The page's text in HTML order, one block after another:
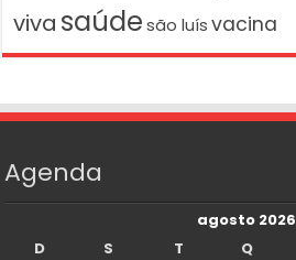
viva saúde são luís vacina
Agenda
agosto 2026
D
S T Q